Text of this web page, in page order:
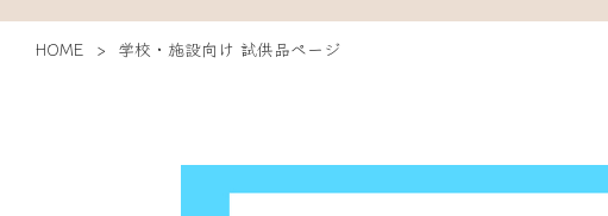
HOME > 学校・施設向け 試供品ページ